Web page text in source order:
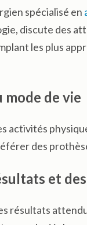
spécialisé en
discute des
les plus
mode de vie
activités
des
et
résultats